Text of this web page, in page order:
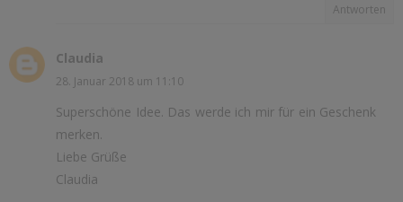
Antworten
Claudia
28. Januar 2018 um 11:10
Superschöne Idee. Das werde ich mir für ein Geschenk
merken.
Liebe Grüße
Claudia